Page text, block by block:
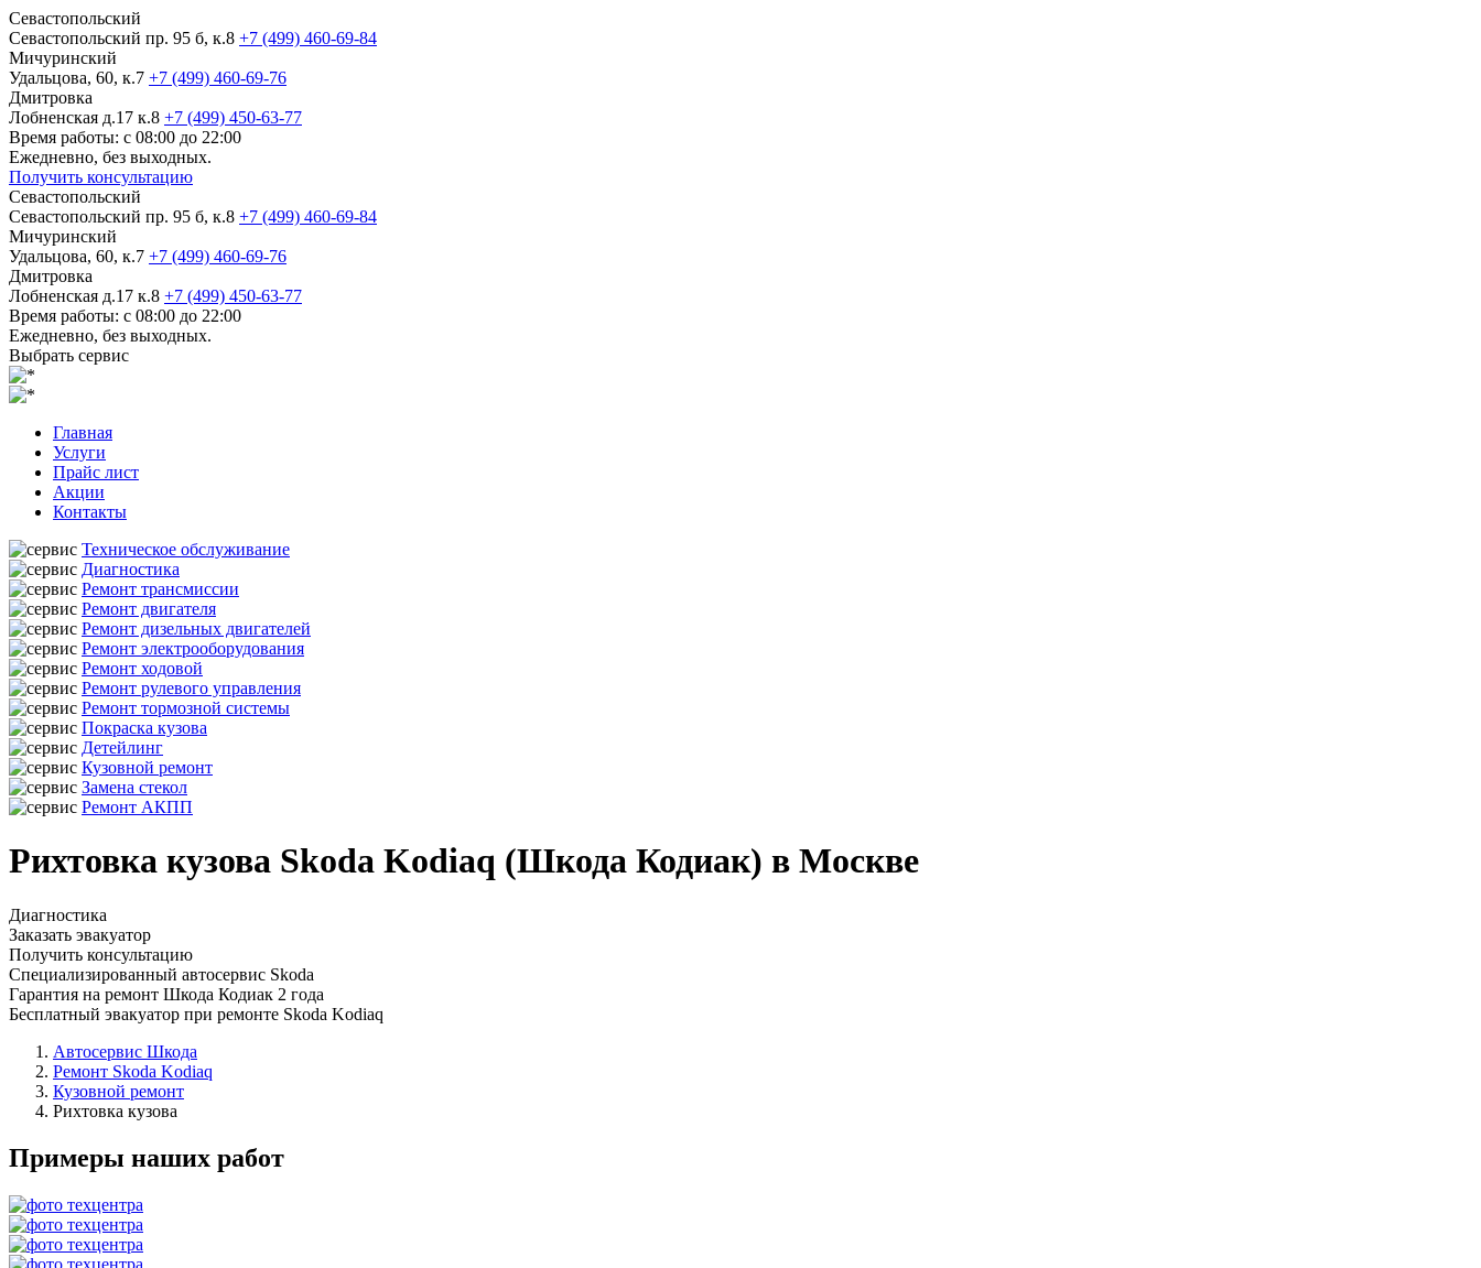
Севастопольский
Севастопольский пр. 95 б, к.8 +7 (499) 460-69-84
Мичуринский
Удальцова, 60, к.7 +7 (499) 460-69-76
Дмитровка
Лобненская д.17 к.8 +7 (499) 450-63-77
Время работы: с 08:00 до 22:00
Ежедневно, без выходных.
Получить консультацию
Севастопольский
Севастопольский пр. 95 б, к.8 +7 (499) 460-69-84
Мичуринский
Удальцова, 60, к.7 +7 (499) 460-69-76
Дмитровка
Лобненская д.17 к.8 +7 (499) 450-63-77
Время работы: с 08:00 до 22:00
Ежедневно, без выходных.
Выбрать сервис
Главная
Услуги
Прайс лист
Акции
Контакты
Техническое обслуживание
Диагностика
Ремонт трансмиссии
Ремонт двигателя
Ремонт дизельных двигателей
Ремонт электрооборудования
Ремонт ходовой
Ремонт рулевого управления
Ремонт тормозной системы
Покраска кузова
Детейлинг
Кузовной ремонт
Замена стекол
Ремонт АКПП
Рихтовка кузова Skoda Kodiaq (Шкода Кодиак) в Москве
Диагностика
Заказать эвакуатор
Получить консультацию
Специализированный автосервис Skoda
Гарантия на ремонт Шкода Кодиак 2 года
Бесплатный эвакуатор при ремонте Skoda Kodiaq
Автосервис Шкода
Ремонт Skoda Kodiaq
Кузовной ремонт
Рихтовка кузова
Примеры наших работ